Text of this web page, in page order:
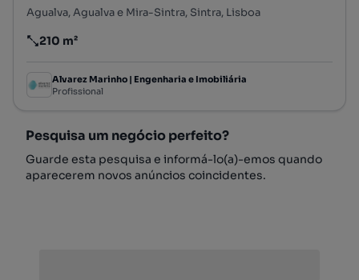
Agualva, Agualva e Mira-Sintra, Sintra, Lisboa
Preço por metro quadrado
210 m²
Alvarez Marinho | Engenharia e Imobiliária
Profissional
Pesquisa um negócio perfeito?
Guarde esta pesquisa e informá-lo(a)-emos quando
aparecerem novos anúncios coincidentes.